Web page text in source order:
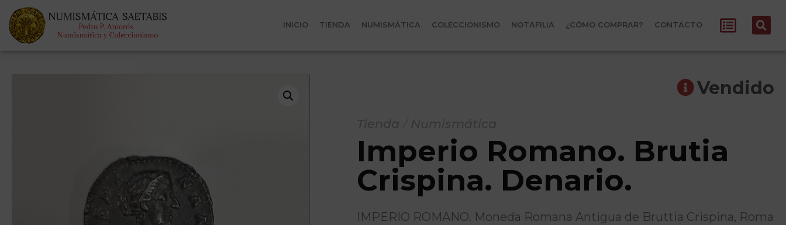
INICIO TIENDA NUMISMÁTICA COLECCIONISMO NOTAFILIA ¿CÓMO COMPRAR? CONTACTO
Vendido
Imperio Romano. Brutia
Crispina. Denario.
IMPERIO ROMANO. Moneda Romana Antigua de Bruttia Crispina, Roma